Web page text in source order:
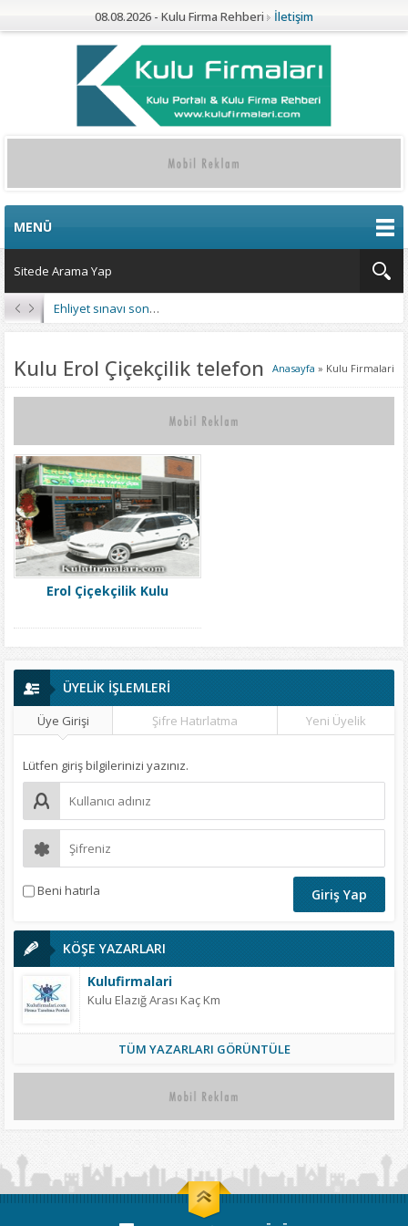
08.08.2026 - Kulu Firma Rehberi İletişim
MENÜ
Ehliyet sınavı sonuçları açıklandı
Anasayfa » Kulu Firmalari
Kulu Erol Çiçekçilik telefon
Erol Çiçekçilik Kulu
ÜYELİK İŞLEMLERİ
Üye Girişi Şifre Hatırlatma Yeni Üyelik
Lütfen giriş bilgilerinizi yazınız.
Beni hatırla
KÖŞE YAZARLARI
Kulufirmalari
Kulu Elazığ Arası Kaç Km
TÜM YAZARLARI GÖRÜNTÜLE